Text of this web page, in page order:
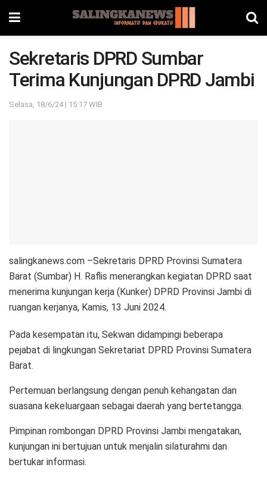
Sekretaris DPRD Sumbar
Terima Kunjungan DPRD Jambi
Selasa, 18/6/24 | 15:17 WIB
salingkanews.com –Sekretaris DPRD Provinsi Sumatera
Barat (Sumbar) H. Raflis menerangkan kegiatan DPRD saat
menerima kunjungan kerja (Kunker) DPRD Provinsi Jambi di
ruangan kerjanya, Kamis, 13 Juni 2024.
Pada kesempatan itu, Sekwan didampingi beberapa
pejabat di lingkungan Sekretariat DPRD Provinsi Sumatera
Barat.
Pertemuan berlangsung dengan penuh kehangatan dan
suasana kekeluargaan sebagai daerah yang bertetangga.
Pimpinan rombongan DPRD Provinsi Jambi mengatakan,
kunjungan ini bertujuan untuk menjalin silaturahmi dan
bertukar informasi.